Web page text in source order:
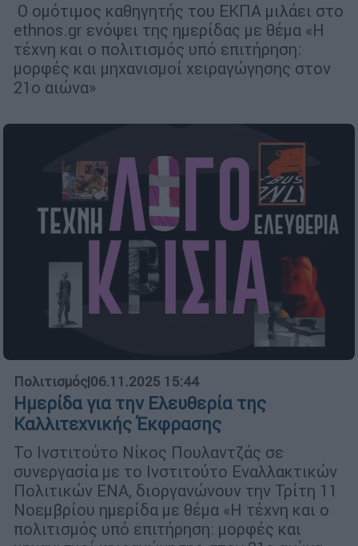
Ο ομότιμος καθηγητής του ΕΚΠΑ μιλάει στο
ethnos.gr ενόψει της ημερίδας με θέμα «Η
τέχνη και ο πολιτισμός υπό επιτήρηση:
μορφές και μηχανισμοί χειραγώγησης στον
21ο αιώνα»
Πολιτισμός|06.11.2025 15:44
Ημερίδα για την Ελευθερία της
Καλλιτεχνικής Έκφρασης
Το Ινστιτούτο Νίκος Πουλαντζάς σε
συνεργασία με το Ινστιτούτο Εναλλακτικών
Πολιτικών ΕΝΑ, διοργανώνουν την Τρίτη 11
Νοεμβρίου ημερίδα με θέμα «Η τέχνη και ο
πολιτισμός υπό επιτήρηση: μορφές και